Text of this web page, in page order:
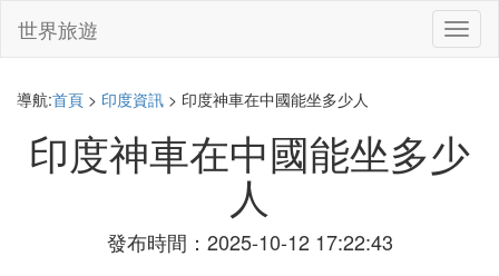
切
換
世界旅遊
導航:首頁 > 印度資訊 > 印度神車在中國能坐多少人
印度神車在中國能坐多少
人
發布時間：2025-10-12 17:22:43